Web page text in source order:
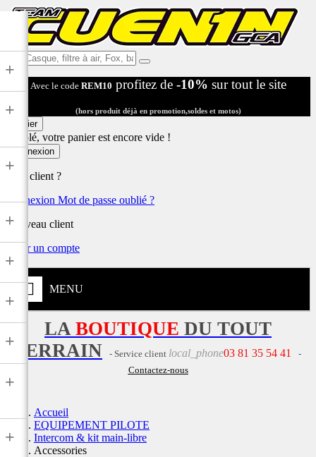
Ex:
Casque,
filtre
air,
Fox,
...
Avec le code REM10 profitez de -10% sur tout le site
(hors produit déjà en promotion,soldes et motos)
Panier
Désolé, votre panier est encore vide !
Connexion
Déjà client ?
Connexion Mot de passe oublié ?
Nouveau client
Créer un compte
MENU
+
+
+
+
+
+
+
+
+
LA BOUTIQUE DU TOUT
TERRAIN
- Service client local_phone03 81 35 54 41
-
Contactez-nous
Accueil
EQUIPEMENT PILOTE
Intercom & kit main-libre
Accessories